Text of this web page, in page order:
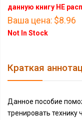
данную книгу НЕ
Ваша цена: $8.96
Not In Stock
Краткая
Данное пособие
тренировать технику